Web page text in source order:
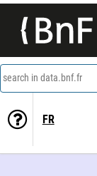
search in data.bnf.fr
FR